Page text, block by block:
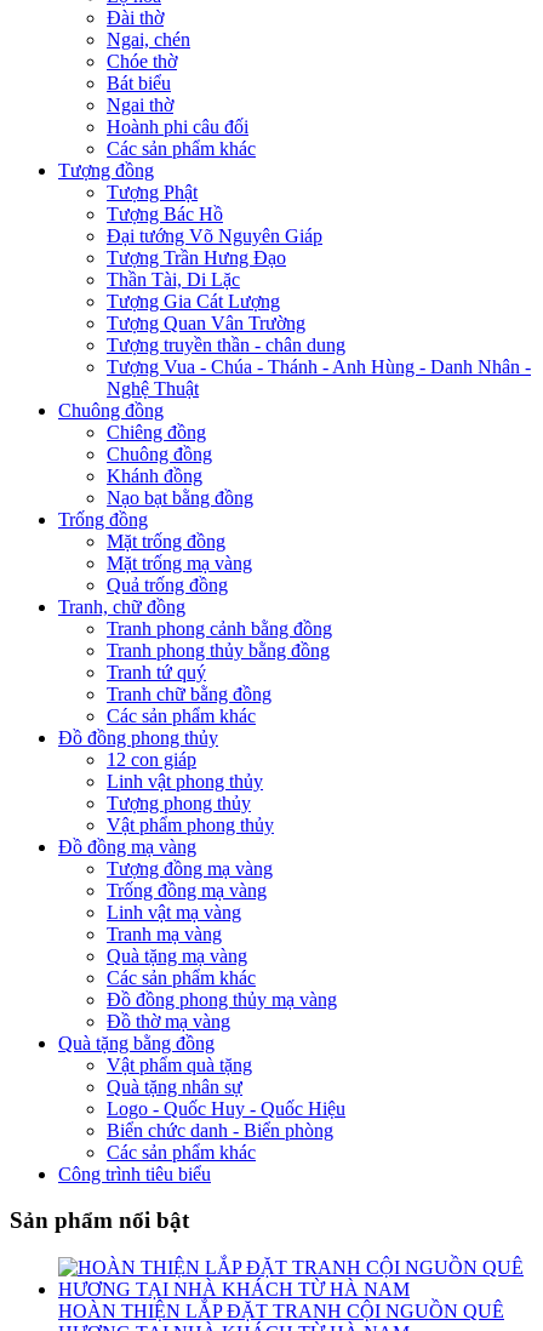
Đài thờ
Ngai, chén
Chóe thờ
Bát biểu
Ngai thờ
Hoành phi câu đối
Các sản phẩm khác
Tượng đồng
Tượng Phật
Tượng Bác Hồ
Đại tướng Võ Nguyên Giáp
Tượng Trần Hưng Đạo
Thần Tài, Di Lặc
Tượng Gia Cát Lượng
Tượng Quan Vân Trường
Tượng truyền thần - chân dung
Tượng Vua - Chúa - Thánh - Anh Hùng - Danh Nhân -
Nghệ Thuật
Chuông đồng
Chiêng đồng
Chuông đồng
Khánh đồng
Nạo bạt bằng đồng
Trống đồng
Mặt trống đồng
Mặt trống mạ vàng
Quả trống đồng
Tranh, chữ đồng
Tranh phong cảnh bằng đồng
Tranh phong thủy bằng đồng
Tranh tứ quý
Tranh chữ bằng đồng
Các sản phẩm khác
Đồ đồng phong thủy
12 con giáp
Linh vật phong thủy
Tượng phong thủy
Vật phẩm phong thủy
Đồ đồng mạ vàng
Tượng đồng mạ vàng
Trống đồng mạ vàng
Linh vật mạ vàng
Tranh mạ vàng
Quà tặng mạ vàng
Các sản phẩm khác
Đồ đồng phong thủy mạ vàng
Đồ thờ mạ vàng
Quà tặng bằng đồng
Vật phẩm quà tặng
Quà tặng nhân sự
Logo - Quốc Huy - Quốc Hiệu
Biển chức danh - Biển phòng
Các sản phẩm khác
Công trình tiêu biểu
Sản phẩm nổi bật
HOÀN THIỆN LẮP ĐẶT TRANH CỘI NGUỒN QUÊ